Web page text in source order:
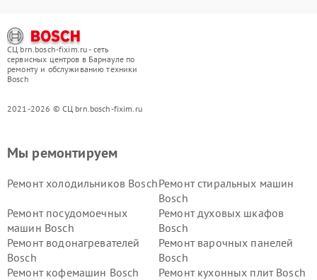
СЦ brn.bosch-fixim.ru - сеть
сервисных центров в Барнауле по
ремонту и обслуживанию техники
Bosch
2021-2026 © СЦ brn.bosch-fixim.ru
Мы ремонтируем
Ремонт холодильников BoschРемонт стиральных машин
Bosch
Ремонт посудомоечных
машин Bosch
Ремонт духовых шкафов
Bosch
Ремонт водонагревателей
Bosch
Ремонт варочных панелей
Bosch
Ремонт кофемашин Bosch
Ремонт кухонных плит Bosch